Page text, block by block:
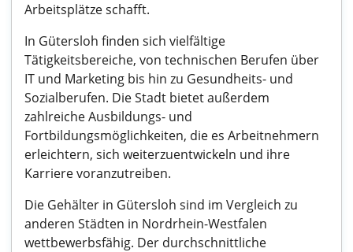
Arbeitsplätze schafft.
In Gütersloh finden sich vielfältige
Tätigkeitsbereiche, von technischen Berufen über
IT und Marketing bis hin zu Gesundheits- und
Sozialberufen. Die Stadt bietet außerdem
zahlreiche Ausbildungs- und
Fortbildungsmöglichkeiten, die es Arbeitnehmern
erleichtern, sich weiterzuentwickeln und ihre
Karriere voranzutreiben.
Die Gehälter in Gütersloh sind im Vergleich zu
anderen Städten in Nordrhein-Westfalen
wettbewerbsfähig. Der durchschnittliche